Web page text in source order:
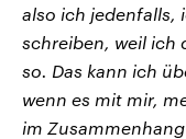
also ich jedenfalls,
schreiben, weil ich
so. Das kann ich
wenn es mit mir,
im